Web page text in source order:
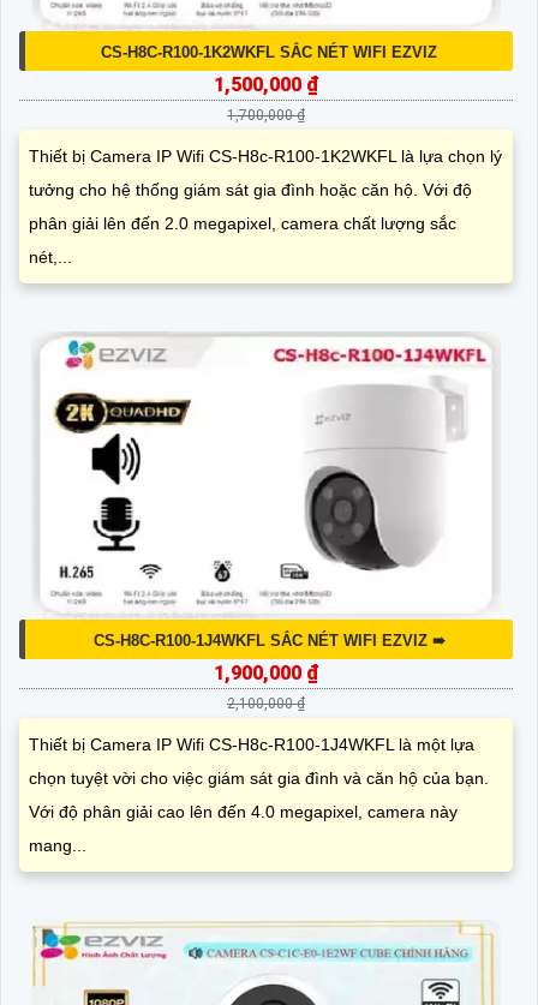
CS-H8C-R100-1K2WKFL SẮC NÉT WIFI EZVIZ
1,500,000 ₫
1,700,000 ₫
Thiết bị Camera IP Wifi CS-H8c-R100-1K2WKFL là lựa chọn lý
tưởng cho hệ thống giám sát gia đình hoặc căn hộ. Với độ
phân giải lên đến 2.0 megapixel, camera chất lượng sắc
nét,...
CS-H8C-R100-1J4WKFL SẮC NÉT WIFI EZVIZ ➠
1,900,000 ₫
2,100,000 ₫
Thiết bị Camera IP Wifi CS-H8c-R100-1J4WKFL là một lựa
chọn tuyệt vời cho việc giám sát gia đình và căn hộ của bạn.
Với độ phân giải cao lên đến 4.0 megapixel, camera này
mang...